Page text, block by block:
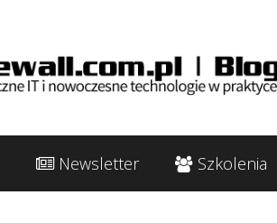
Newsletter Szkolenia